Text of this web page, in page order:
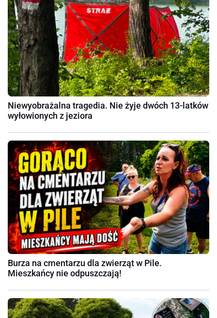
Niewyobrażalna tragedia. Nie żyje dwóch 13-latków
wyłowionych z jeziora
Burza na cmentarzu dla zwierząt w Pile.
Mieszkańcy nie odpuszczają!